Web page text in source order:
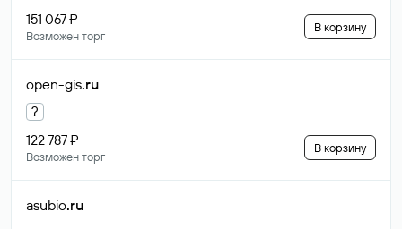
151 067 ₽
Возможен торг
В корзину
open-gis.ru
?
122 787 ₽
Возможен торг
В корзину
asubio.ru